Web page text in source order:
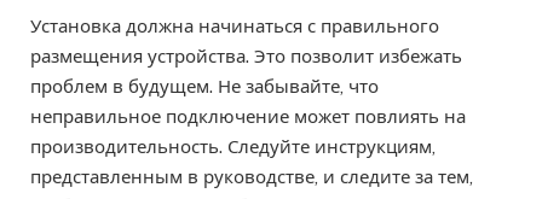
Установка должна начинаться с правильного
размещения устройства. Это позволит избежать
проблем в будущем. Не забывайте, что
неправильное подключение может повлиять на
производительность. Следуйте инструкциям,
представленным в руководстве, и следите за тем,